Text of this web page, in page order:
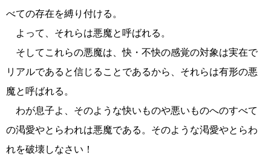
べての存在を縛り付ける。
よって、それらは悪魔と呼ばれる。
そしてこれらの悪魔は、快・不快の感覚の対象は実在で
リアルであると信じることであるから、それらは有形の悪
魔と呼ばれる。
わが息子よ、そのような快いものや悪いものへのすべて
の渇愛やとらわれは悪魔である。そのような渇愛やとらわ
れを破壊しなさい！